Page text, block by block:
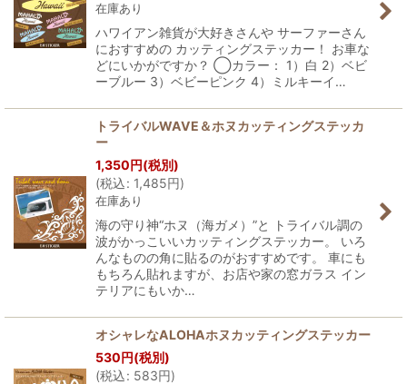
在庫あり
ハワイアン雑貨が大好きさんや サーファーさん
におすすめの カッティングステッカー！ お車な
どにいかがですか？ ◯カラー： 1）白 2）ベビ
ーブルー 3）ベビーピンク 4）ミルキーイ…
トライバルWAVE＆ホヌカッティングステッカ
ー
1,350円(税別)
(税込: 1,485円)
在庫あり
海の守り神“ホヌ（海ガメ）”と トライバル調の
波がかっこいいカッティングステッカー。 いろ
んなものの角に貼るのがおすすめです。 車にも
もちろん貼れますが、お店や家の窓ガラス イン
テリアにもいか…
オシャレなALOHAホヌカッティングステッカー
530円(税別)
(税込: 583円)